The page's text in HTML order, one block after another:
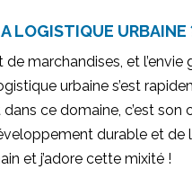
LOGISTIQUE URBAINE
marchandises, et l’envie
urbaine s’est
ce domaine, c’est son
durable et de
et j’adore cette mixité !